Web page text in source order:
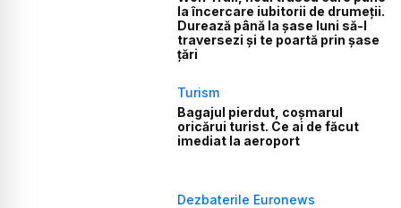
la încercare iubitorii de drumeții.
Durează până la șase luni să-l
traversezi și te poartă prin șase
țări
Turism
Bagajul pierdut, coșmarul
oricărui turist. Ce ai de făcut
imediat la aeroport
Dezbaterile Euronews